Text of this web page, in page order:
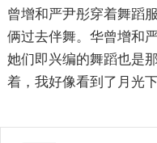
曾增和严尹彤穿着舞蹈
俩过去伴舞。华曾增和
她们即兴编的舞蹈也是
着，我好像看到了月光